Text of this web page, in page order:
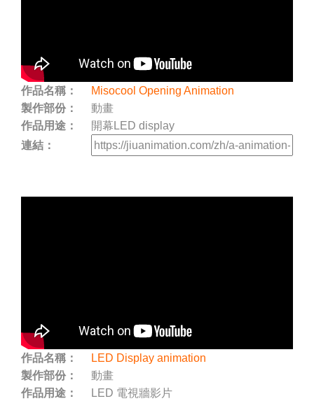
作品名稱：
Misocool Opening Animation
製作部份：
動畫
作品用途：
開幕LED display
連結：
作品名稱：
LED Display animation
製作部份：
動畫
作品用途：
LED 電視牆影片